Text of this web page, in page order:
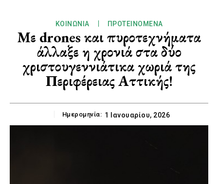
ΚΟΙΝΩΝΊΑ ΠΡΟΤΕΙΝΌΜΕΝΑ
Με drones και πυροτεχνήματα
άλλαξε η χρονιά στα δύο
χριστουγεννιάτικα χωριά της
Περιφέρειας Αττικής!
Ημερομηνία: 1 Ιανουαρίου, 2026